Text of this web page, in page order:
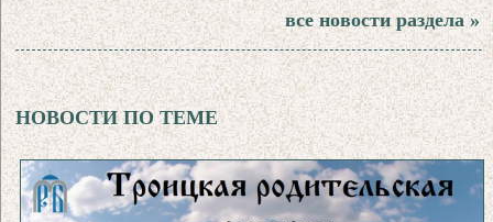
все новости раздела »
НОВОСТИ ПО ТЕМЕ